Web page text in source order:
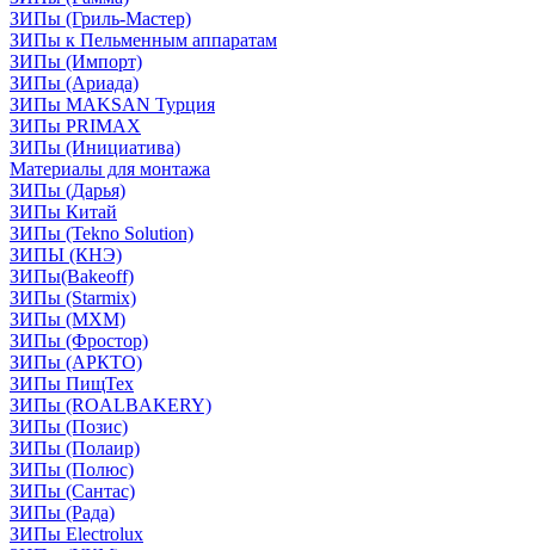
ЗИПы (Гриль-Мастер)
ЗИПы к Пельменным аппаратам
ЗИПы (Импорт)
ЗИПы (Ариада)
ЗИПы MAKSAN Турция
ЗИПы PRIMAX
ЗИПы (Инициатива)
Материалы для монтажа
ЗИПы (Дарья)
ЗИПы Китай
ЗИПы (Tekno Solution)
ЗИПЫ (КНЭ)
ЗИПы(Bakeoff)
ЗИПы (Starmix)
ЗИПы (МХМ)
ЗИПы (Фростор)
ЗИПы (АРКТО)
ЗИПы ПищТех
ЗИПы (ROALBAKERY)
ЗИПы (Позис)
ЗИПы (Полаир)
ЗИПы (Полюс)
ЗИПы (Сантас)
ЗИПы (Рада)
ЗИПы Electrolux